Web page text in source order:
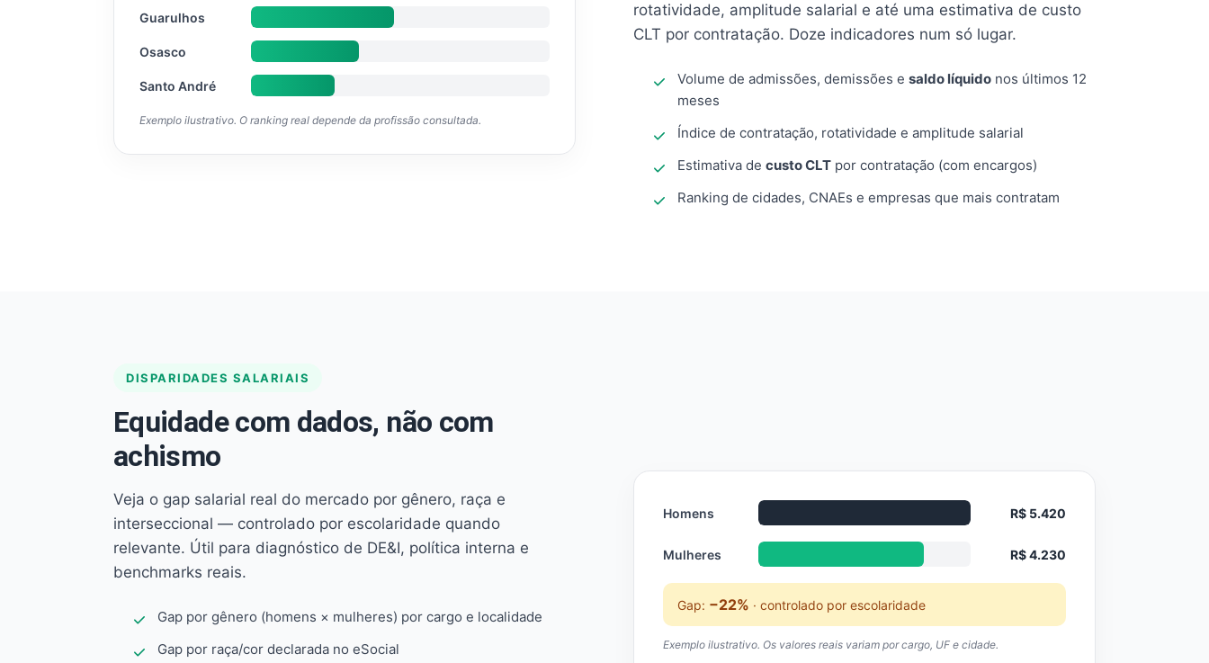
rotatividade, amplitude salarial e até uma estimativa de custo
CLT por contratação. Doze indicadores num só lugar.
Volume de admissões, demissões e saldo líquido nos últimos 12
meses
Índice de contratação, rotatividade e amplitude salarial
Estimativa de custo CLT por contratação (com encargos)
Ranking de cidades, CNAEs e empresas que mais contratam
Guarulhos
Osasco
Santo André
Exemplo ilustrativo. O ranking real depende da profissão consultada.
DISPARIDADES SALARIAIS
Equidade com dados, não com
achismo
Veja o gap salarial real do mercado por gênero, raça e
interseccional — controlado por escolaridade quando
relevante. Útil para diagnóstico de DE&I, política interna e
benchmarks reais.
Gap por gênero (homens × mulheres) por cargo e localidade
Gap por raça/cor declarada no eSocial
Homens R$ 5.420
Mulheres R$ 4.230
Gap: −22% · controlado por escolaridade
Exemplo ilustrativo. Os valores reais variam por cargo, UF e cidade.